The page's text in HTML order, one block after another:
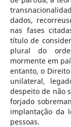
dados,
nas fases
título de
plural do
mormente em
entanto, o
unilateral,
despeito de não
forjado
implantação da
pessoas.